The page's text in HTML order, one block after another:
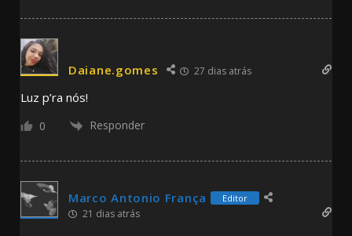
Daiane.gomes 27 dias atrás
Luz p’ra nós!
0 Responder
Marco Antonio França Editor
21 dias atrás